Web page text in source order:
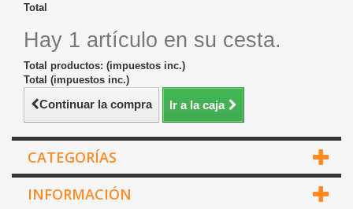
Total
Hay 1 artículo en su cesta.
Total productos: (impuestos inc.)
Total (impuestos inc.)
Continuar la compra Ir a la caja
CATEGORÍAS
INFORMACIÓN